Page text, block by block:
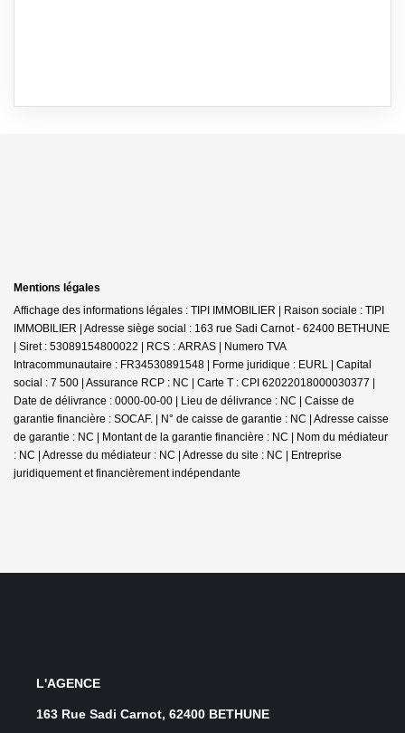
Mentions légales
Affichage des informations légales : TIPI IMMOBILIER | Raison sociale : TIPI
IMMOBILIER | Adresse siège social : 163 rue Sadi Carnot - 62400 BETHUNE
| Siret : 53089154800022 | RCS : ARRAS | Numero TVA
Intracommunautaire : FR34530891548 | Forme juridique : EURL | Capital
social : 7 500 | Assurance RCP : NC | Carte T : CPI 62022018000030377 |
Date de délivrance : 0000-00-00 | Lieu de délivrance : NC | Caisse de
garantie financière : SOCAF. | N° de caisse de garantie : NC | Adresse caisse
de garantie : NC | Montant de la garantie financière : NC | Nom du médiateur
: NC | Adresse du médiateur : NC | Adresse du site : NC | Entreprise
juridiquement et financièrement indépendante
L'AGENCE
163 Rue Sadi Carnot, 62400 BETHUNE